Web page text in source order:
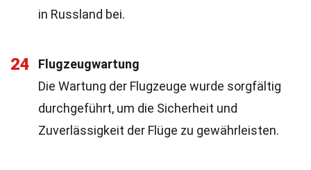
in Russland bei.
24
Flugzeugwartung
Die Wartung der Flugzeuge wurde sorgfältig
durchgeführt, um die Sicherheit und
Zuverlässigkeit der Flüge zu gewährleisten.